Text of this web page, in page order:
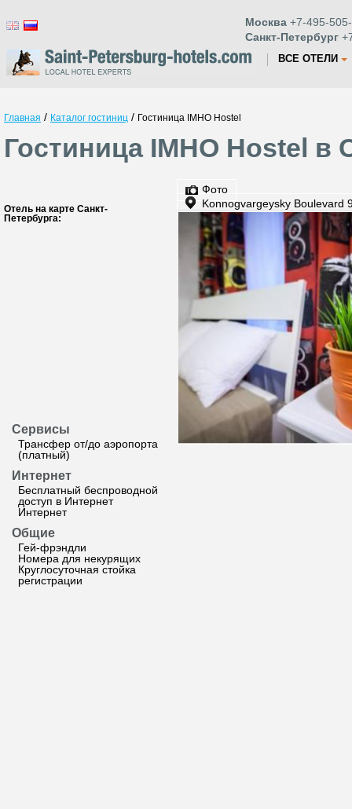
Москва +7-495-
Санкт-Петербург
ВСЕ ОТЕЛИ
Главная / Каталог гостиниц / Гостиница IMHO Hostel
Гостиница IMHO Hostel в
Отель на карте Санкт-
Петербурга:
Сервисы
Трансфер от/до аэропорта
(платный)
Интернет
Бесплатный беспроводной
доступ в Интернет
Интернет
Общие
Гей-фрэндли
Номера для некурящих
Круглосуточная стойка
регистрации
Фото
Konnogvargeysky Boulevard